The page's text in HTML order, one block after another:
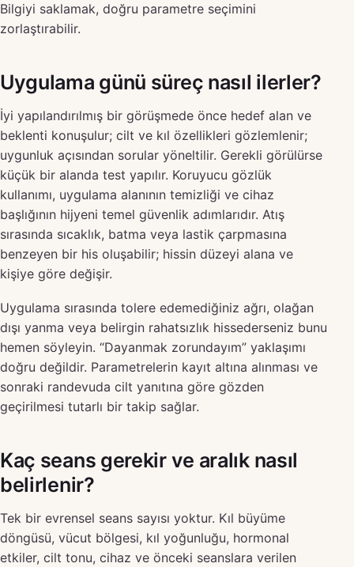
Bilgiyi saklamak, doğru parametre seçimini
zorlaştırabilir.
Uygulama günü süreç nasıl ilerler?
İyi yapılandırılmış bir görüşmede önce hedef alan ve
beklenti konuşulur; cilt ve kıl özellikleri gözlemlenir;
uygunluk açısından sorular yöneltilir. Gerekli görülürse
küçük bir alanda test yapılır. Koruyucu gözlük
kullanımı, uygulama alanının temizliği ve cihaz
başlığının hijyeni temel güvenlik adımlarıdır. Atış
sırasında sıcaklık, batma veya lastik çarpmasına
benzeyen bir his oluşabilir; hissin düzeyi alana ve
kişiye göre değişir.
Uygulama sırasında tolere edemediğiniz ağrı, olağan
dışı yanma veya belirgin rahatsızlık hissederseniz bunu
hemen söyleyin. “Dayanmak zorundayım” yaklaşımı
doğru değildir. Parametrelerin kayıt altına alınması ve
sonraki randevuda cilt yanıtına göre gözden
geçirilmesi tutarlı bir takip sağlar.
Kaç seans gerekir ve aralık nasıl
belirlenir?
Tek bir evrensel seans sayısı yoktur. Kıl büyüme
döngüsü, vücut bölgesi, kıl yoğunluğu, hormonal
etkiler, cilt tonu, cihaz ve önceki seanslara verilen